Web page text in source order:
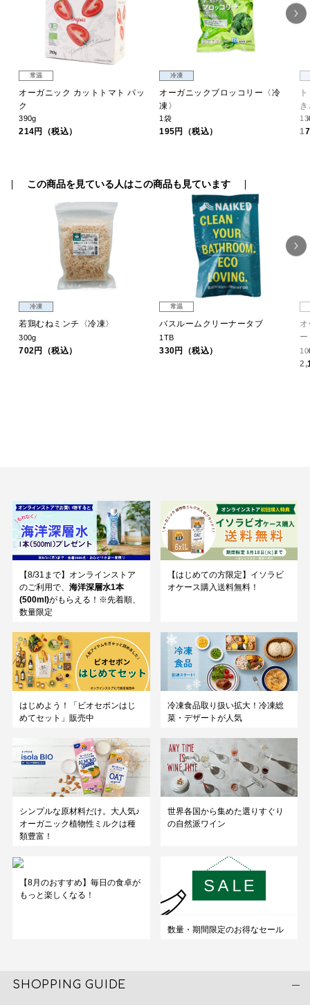
常温
オーガニック カットトマト パッ
ク
390g
214円（税込）
冷凍
オーガニックブロッコリー〈冷
凍〉
1袋
195円（税込）
この商品を見ている人はこの商品も見ています
冷凍
若鶏むねミンチ〈冷凍〉
300g
702円（税込）
常温
バスルームクリーナータブ
1TB
330円（税込）
【8/31まで】オンラインストア
のご利用で、 海洋深層水1本
(500ml)がもらえる！※先着順、
数量限定
【はじめての方限定】イソラビ
オケース購入送料無料！
はじめよう！「ビオセボンはじ
めてセット」販売中
冷凍食品取り扱い拡大！冷凍総
菜・デザートが人気
シンプルな原材料だけ。大人気♪
オーガニック植物性ミルクは種
類豊富！
世界各国から集めた選りすぐり
の自然派ワイン
【8月のおすすめ】毎日の食卓が
もっと楽しくなる！
数量・期間限定のお得なセール
SHOPPING GUIDE